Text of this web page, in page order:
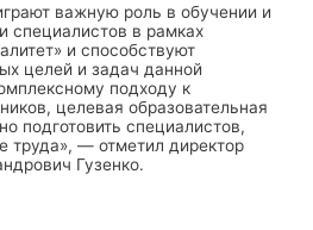
важную роль в обучении и
специалистов в рамках
и способствуют
целей и задач данной
подходу к
целевая образовательная
подготовить специалистов,
труда», — отметил директор
Гузенко.